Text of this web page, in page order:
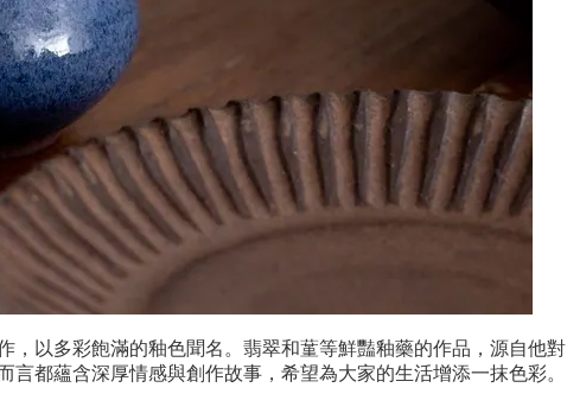
以多彩飽滿的釉色聞名。翡翠和蓳等鮮豔釉藥的作品，源自他對
都蘊含深厚情感與創作故事，希望為大家的生活增添一抹色彩。